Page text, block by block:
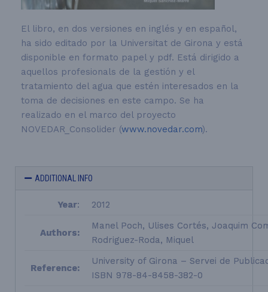
El libro, en dos versiones en inglés y en español,
ha sido editado por la Universitat de Girona y está
disponible en formato papel y pdf. Está dirigido a
aquellos profesionals de la gestión y el
tratamiento del agua que estén interesados en la
toma de decisiones en este campo. Se ha
realizado en el marco del proyecto
NOVEDAR_Consolider (www.novedar.com).
ADDITIONAL INFO
Year: 2012
Authors:
Manel Poch, Ulises Cortés, Joaquim
Rodriguez-Roda, Miquel
Reference:
University of Girona – Servei de
ISBN 978-84-8458-382-0